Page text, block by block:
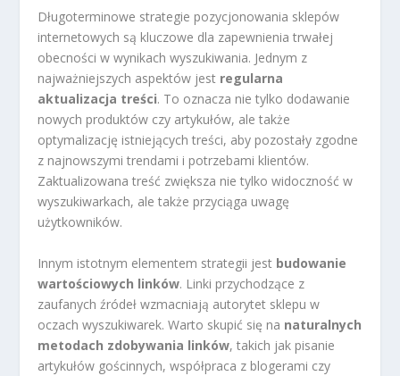
Długoterminowe strategie pozycjonowania sklepów
internetowych są kluczowe dla zapewnienia trwałej
obecności w wynikach wyszukiwania. Jednym z
najważniejszych aspektów jest regularna
aktualizacja treści. To oznacza nie tylko dodawanie
nowych produktów czy artykułów, ale także
optymalizację istniejących treści, aby pozostały zgodne
z najnowszymi trendami i potrzebami klientów.
Zaktualizowana treść zwiększa nie tylko widoczność w
wyszukiwarkach, ale także przyciąga uwagę
użytkowników.
Innym istotnym elementem strategii jest budowanie
wartościowych linków. Linki przychodzące z
zaufanych źródeł wzmacniają autorytet sklepu w
oczach wyszukiwarek. Warto skupić się na naturalnych
metodach zdobywania linków, takich jak pisanie
artykułów gościnnych, współpraca z blogerami czy